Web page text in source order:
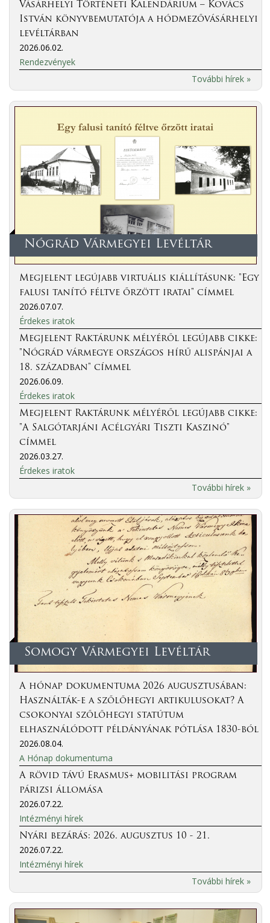
Vásárhelyi Történeti Kalendárium – Kovács
István könyvbemutatója a hódmezővásárhelyi
levéltárban
2026.06.02.
Rendezvények
További hírek »
Nógrád Vármegyei Levéltár
Megjelent legújabb virtuális kiállításunk: "Egy
falusi tanító féltve őrzött iratai" címmel
2026.07.07.
Érdekes iratok
Megjelent Raktárunk mélyéről legújabb cikke:
"Nógrád vármegye országos hírű alispánjai a
18. században" címmel
2026.06.09.
Érdekes iratok
Megjelent Raktárunk mélyéről legújabb cikke:
"A Salgótarjáni Acélgyári Tiszti Kaszinó"
címmel
2026.03.27.
Érdekes iratok
További hírek »
Somogy Vármegyei Levéltár
A hónap dokumentuma 2026 augusztusában:
Használták-e a szőlőhegyi artikulusokat? A
csokonyai szőlőhegyi statútum
elhasználódott példányának pótlása 1830-ból
2026.08.04.
A Hónap dokumentuma
A rövid távú Erasmus+ mobilitási program
párizsi állomása
2026.07.22.
Intézményi hírek
Nyári bezárás: 2026. augusztus 10 - 21.
2026.07.22.
Intézményi hírek
További hírek »